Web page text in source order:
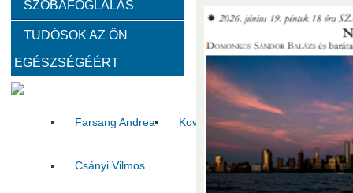
Bemutatkoznak a SZAB akadémikusai
Kemény Lajos Hohmann Judit Gyimóthy Tibor
Farsang Andrea Kovács Zoltán Pál Csaba
Csányi Vilmos
SZOBAFOGLALÁS
TUDÓSOK AZ ÖN
EGÉSZSÉGÉÉRT